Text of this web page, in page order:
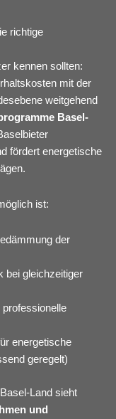
richtige
kennen sollten:
mit der
weitgehend
Basel-
fördert energetische
ist:
der
bei gleichzeitiger
energetische
geregelt)
Land sieht
und